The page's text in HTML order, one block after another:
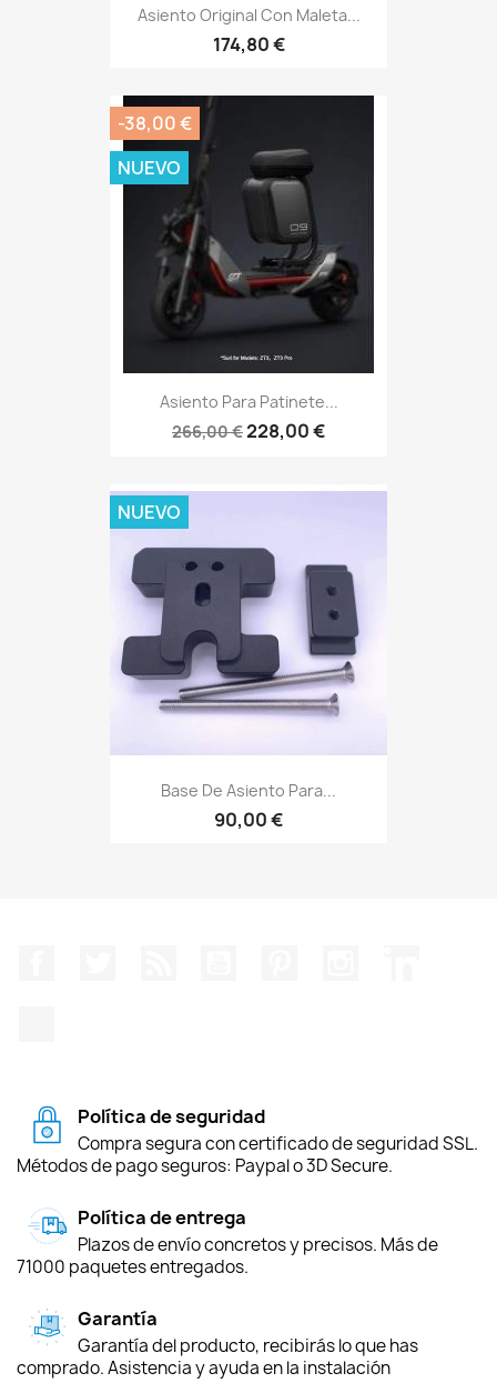
Asiento Original Con Maleta...
174,80 €
Asiento Para Patinete...
266,00 €228,00 €
-38,00 €
NUEVO
Base De Asiento Para...
90,00 €
NUEVO
Política de seguridad
Compra segura con certificado de seguridad SSL.
Métodos de pago seguros: Paypal o 3D Secure.
Política de entrega
Plazos de envío concretos y precisos. Más de
71000 paquetes entregados.
Garantía
Garantía del producto, recibirás lo que has
comprado. Asistencia y ayuda en la instalación